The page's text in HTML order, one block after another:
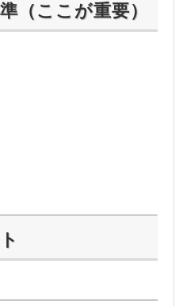
（ここが重要）